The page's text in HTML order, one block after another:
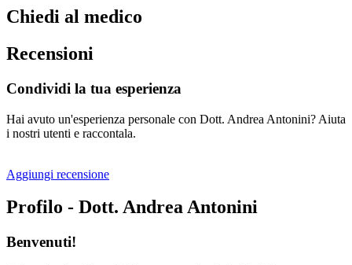
Chiedi al medico
Recensioni
Condividi la tua esperienza
Hai avuto un'esperienza personale con Dott. Andrea Antonini? Aiuta
i nostri utenti e raccontala.
Aggiungi recensione
Profilo - Dott. Andrea Antonini
Benvenuti!